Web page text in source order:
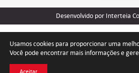
Desenvolvido por Interteia
Usamos cookies para proporcionar uma
Você pode encontrar mais informações e
Aceitar